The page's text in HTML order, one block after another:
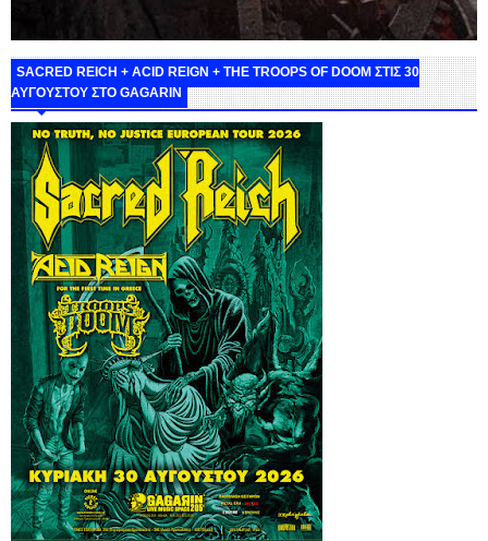
SACRED REICH + ACID REIGN + THE TROOPS OF DOOM ΣΤΙΣ 30
ΑΥΓΟΥΣΤΟΥ ΣΤΟ GAGARIN